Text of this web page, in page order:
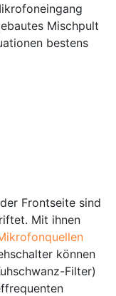
Mischpult
bestens
Frontseite sind
Mit ihnen
können
Filter)